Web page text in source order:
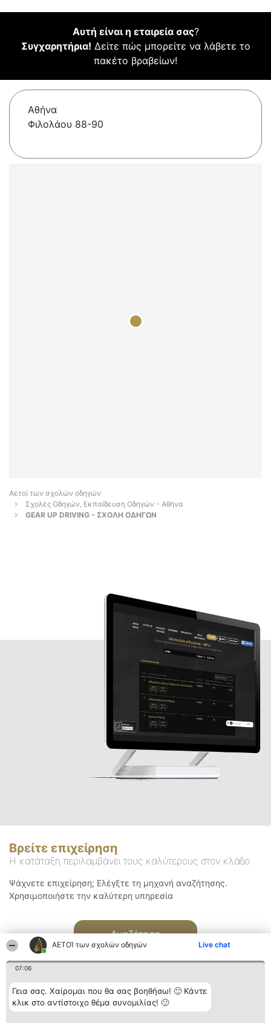
ΑΕΤΟΊ των σχολών οδηγών Live chat
07:06
Γεια σας. Χαίρομαι που θα σας βοηθήσω! 🙂 Κάντε
κλικ στο αντίστοιχο θέμα συνομιλίας! 🙂
Αυτή είναι η εταιρεία σας?
Συγχαρητήρια! Δείτε πώς μπορείτε να λάβετε το
πακέτο βραβείων!
Αθήνα
Φιλολάου 88-90
Αετοί των σχολών οδηγών
Σχολές Οδηγών, Εκπαίδευση Οδηγών - Αθήνα
GEAR UP DRIVING - ΣΧΟΛΗ ΟΔΗΓΩΝ
Βρείτε επιχείρηση
Η κατάταξη περιλαμβάνει τους καλύτερους στον κλάδο
Ψάχνετε επιχείρηση; Ελέγξτε τη μηχανή αναζήτησης.
Χρησιμοποιήστε την καλύτερη υπηρεσία
Αναζήτηση